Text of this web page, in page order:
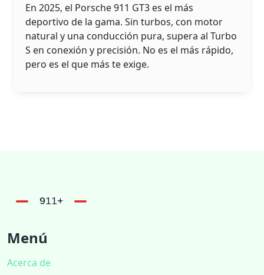
En 2025, el Porsche 911 GT3 es el más
deportivo de la gama. Sin turbos, con motor
natural y una conducción pura, supera al Turbo
S en conexión y precisión. No es el más rápido,
pero es el que más te exige.
Menú
Acerca de